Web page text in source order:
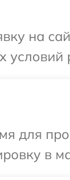
на
для
в